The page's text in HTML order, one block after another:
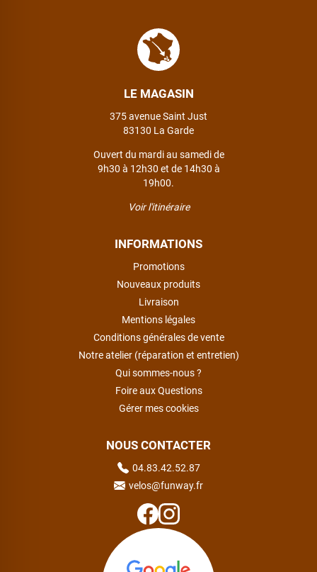
LE MAGASIN
375 avenue Saint Just
83130 La Garde
Ouvert du mardi au samedi de
9h30 à 12h30 et de 14h30 à
19h00.
Voir l'itinéraire
INFORMATIONS
Promotions
Nouveaux produits
Livraison
Mentions légales
Conditions générales de vente
Notre atelier (réparation et entretien)
Qui sommes-nous ?
Foire aux Questions
Gérer mes cookies
NOUS CONTACTER
04.83.42.52.87
velos@funway.fr